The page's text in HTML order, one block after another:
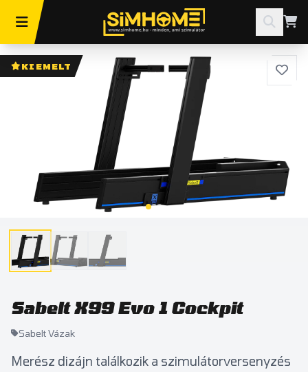
KIEMELT
Sabelt X99 Evo 1 Cockpit
Sabelt Vázak
Merész dizájn találkozik a szimulátorversenyzés